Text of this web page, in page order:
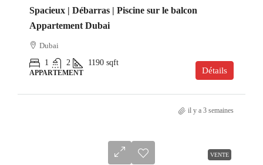
Spacieux | Débarras | Piscine sur le balcon
Appartement Dubai
Dubai
1
2 1190 sqft
APPARTEMENT Détails
il y a 3 semaines
VENTE